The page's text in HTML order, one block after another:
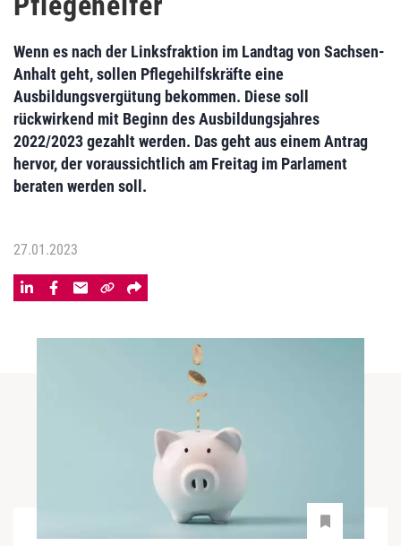
Wenn es nach der Linksfraktion im Landtag von Sachsen-
Anhalt geht, sollen Pflegehilfskräfte eine
Ausbildungsvergütung bekommen. Diese soll
rückwirkend mit Beginn des Ausbildungsjahres
2022/2023 gezahlt werden. Das geht aus einem Antrag
hervor, der voraussichtlich am Freitag im Parlament
beraten werden soll.
27.01.2023